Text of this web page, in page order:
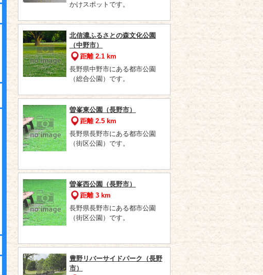
かけスポットです。
北信濃ふるさとの森文化公園
（中野市）
距離 2.1 km
長野県中野市にある都市公園
（総合公園）です。
曽峯東公園（長野市）
距離 2.5 km
長野県長野市にある都市公園
（街区公園）です。
曽峯西公園（長野市）
距離 3 km
長野県長野市にある都市公園
（街区公園）です。
豊野リバーサイドパーク（長野
市）